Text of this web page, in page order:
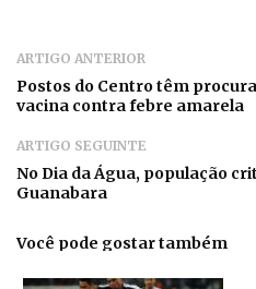
ARTIGO ANTERIOR
Postos do Centro têm
vacina contra febre amarela
ARTIGO SEGUINTE
No Dia da Água, população
Guanabara
Você pode gostar também